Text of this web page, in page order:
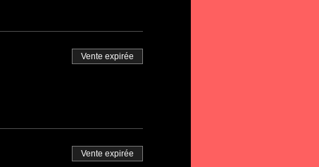
Vente expirée
Vente expirée